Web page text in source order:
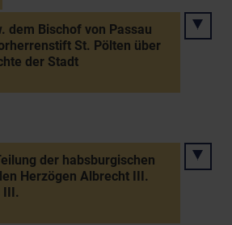
dem Bischof von Passau
St. Pölten über
der Stadt
der habsburgischen
Herzögen Albrecht III.
III.